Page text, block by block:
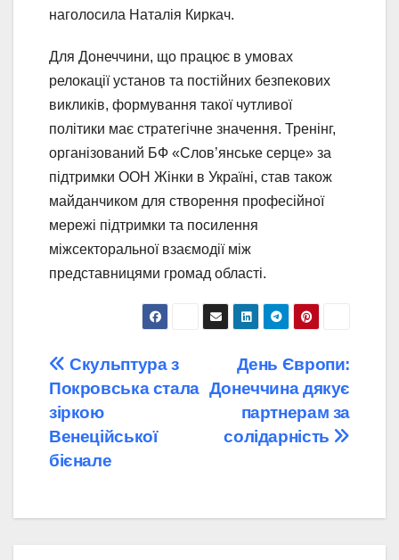
наголосила Наталія Киркач.
Для Донеччини, що працює в умовах
релокації установ та постійних безпекових
викликів, формування такої чутливої
політики має стратегічне значення. Тренінг,
організований БФ «Слов’янське серце» за
підтримки ООН Жінки в Україні, став також
майданчиком для створення професійної
мережі підтримки та посилення
міжсекторальної взаємодії між
представницями громад області.
Навігація
записів
День Європи:
Донеччина дякує
партнерам за
солідарність
Скульптура з
Покровська стала
зіркою
Венеційської
бієнале